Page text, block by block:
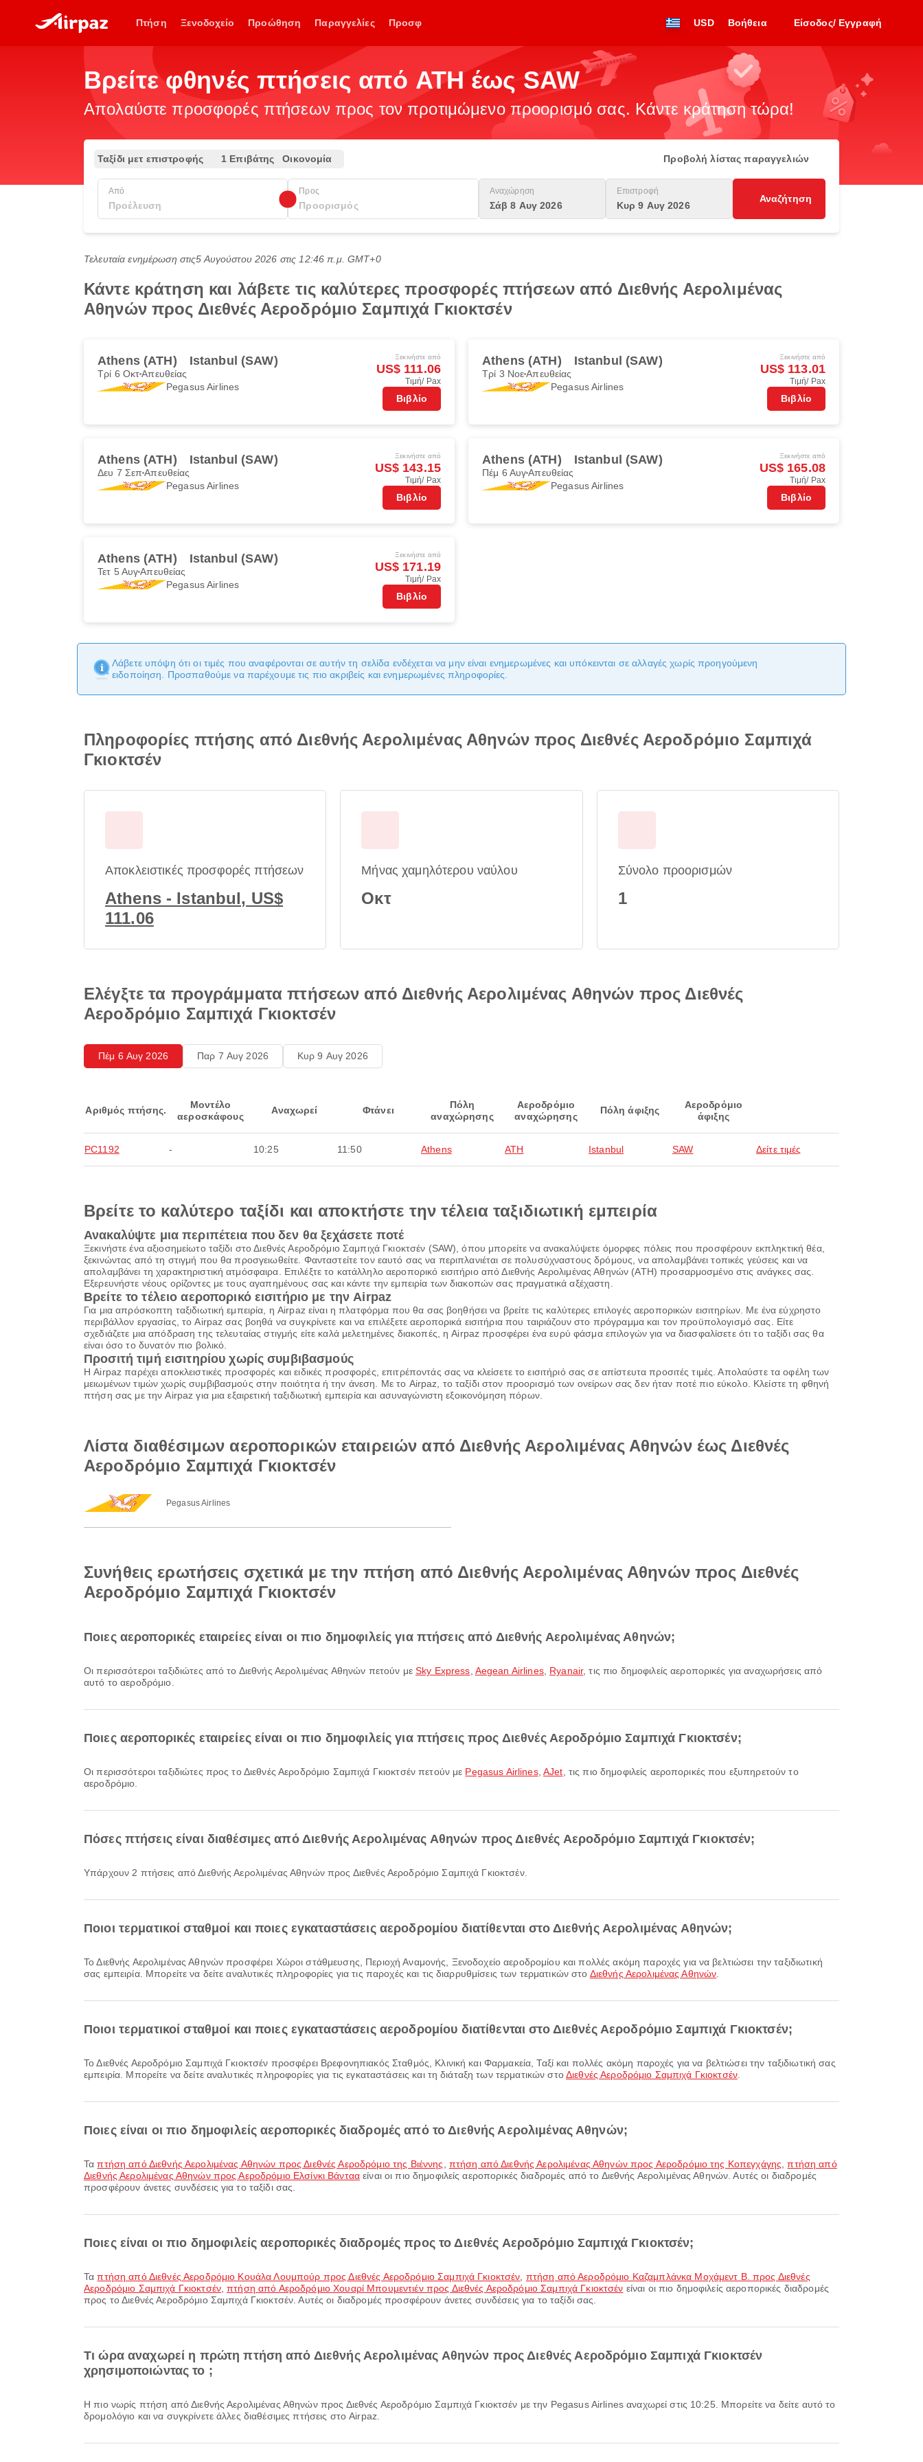
Πτήση Ξενοδοχείο Προώθηση Παραγγελίες Προσφ USD Βοήθεια Είσοδος/ Εγγραφή
Βρείτε φθηνές πτήσεις από ATH έως SAW
Απολαύστε προσφορές πτήσεων προς τον προτιμώμενο προορισμό σας. Κάντε κράτηση τώρα!
Ταξίδι μετ επιστροφής 1 Επιβάτης Οικονομία Προβολή λίστας παραγγελιών
Από Προς Αναχώρηση
Σάβ 8 Αυγ 2026
Επιστροφή
Κυρ 9 Αυγ 2026
Αναζήτηση
Τελευταία ενημέρωση στις5 Αυγούστου 2026 στις 12:46 π.μ. GMT+0
Κάντε κράτηση και λάβετε τις καλύτερες προσφορές πτήσεων από Διεθνής Αερολιμένας
Αθηνών προς Διεθνές Αεροδρόμιο Σαμπιχά Γκιοκτσέν
Athens (ATH) Istanbul (SAW)
Τρί 6 ΟκτΑπευθείας
Pegasus Airlines
Ξεκινήστε από
US$ 111.06
Τιμή/ Pax
Βιβλίο
Athens (ATH) Istanbul (SAW)
Τρί 3 ΝοεΑπευθείας
Pegasus Airlines
Ξεκινήστε από
US$ 113.01
Τιμή/ Pax
Βιβλίο
Athens (ATH) Istanbul (SAW)
Δευ 7 ΣεπΑπευθείας
Pegasus Airlines
Ξεκινήστε από
US$ 143.15
Τιμή/ Pax
Βιβλίο
Athens (ATH) Istanbul (SAW)
Πέμ 6 ΑυγΑπευθείας
Pegasus Airlines
Ξεκινήστε από
US$ 165.08
Τιμή/ Pax
Βιβλίο
Athens (ATH) Istanbul (SAW)
Τετ 5 ΑυγΑπευθείας
Pegasus Airlines
Ξεκινήστε από
US$ 171.19
Τιμή/ Pax
Βιβλίο
Λάβετε υπόψη ότι οι τιμές που αναφέρονται σε αυτήν τη σελίδα ενδέχεται να μην είναι ενημερωμένες και υπόκεινται σε αλλαγές χωρίς προηγούμενη
ειδοποίηση. Προσπαθούμε να παρέχουμε τις πιο ακριβείς και ενημερωμένες πληροφορίες.
Πληροφορίες πτήσης από Διεθνής Αερολιμένας Αθηνών προς Διεθνές Αεροδρόμιο Σαμπιχά
Γκιοκτσέν
Αποκλειστικές προσφορές πτήσεων
Athens - Istanbul, US$
111.06
Μήνας χαμηλότερου ναύλου
Οκτ
Σύνολο προορισμών
1
Ελέγξτε τα προγράμματα πτήσεων από Διεθνής Αερολιμένας Αθηνών προς Διεθνές
Αεροδρόμιο Σαμπιχά Γκιοκτσέν
Πέμ 6 Αυγ 2026 Παρ 7 Αυγ 2026 Κυρ 9 Αυγ 2026
Αριθμός πτήσης.
Μοντέλο
αεροσκάφους
Αναχωρεί Φτάνει
Πόλη
αναχώρησης
Αεροδρόμιο
αναχώρησης
Πόλη άφιξης
Αεροδρόμιο
άφιξης
PC1192 - 10:25 11:50 Athens ATH Istanbul SAW Δείτε τιμές
Βρείτε το καλύτερο ταξίδι και αποκτήστε την τέλεια ταξιδιωτική εμπειρία
Ανακαλύψτε μια περιπέτεια που δεν θα ξεχάσετε ποτέ
Ξεκινήστε ένα αξιοσημείωτο ταξίδι στο Διεθνές Αεροδρόμιο Σαμπιχά Γκιοκτσέν (SAW), όπου μπορείτε να ανακαλύψετε όμορφες πόλεις που προσφέρουν εκπληκτική θέα,
ξεκινώντας από τη στιγμή που θα προσγειωθείτε. Φανταστείτε τον εαυτό σας να περιπλανιέται σε πολυσύχναστους δρόμους, να απολαμβάνει τοπικές γεύσεις και να
απολαμβάνει τη χαρακτηριστική ατμόσφαιρα. Επιλέξτε το κατάλληλο αεροπορικό εισιτήριο από Διεθνής Αερολιμένας Αθηνών (ATH) προσαρμοσμένο στις ανάγκες σας.
Εξερευνήστε νέους ορίζοντες με τους αγαπημένους σας και κάντε την εμπειρία των διακοπών σας πραγματικά αξέχαστη.
Βρείτε το τέλειο αεροπορικό εισιτήριο με την Airpaz
Για μια απρόσκοπτη ταξιδιωτική εμπειρία, η Airpaz είναι η πλατφόρμα που θα σας βοηθήσει να βρείτε τις καλύτερες επιλογές αεροπορικών εισιτηρίων. Με ένα εύχρηστο
περιβάλλον εργασίας, το Airpaz σας βοηθά να συγκρίνετε και να επιλέξετε αεροπορικά εισιτήρια που ταιριάζουν στο πρόγραμμα και τον προϋπολογισμό σας. Είτε
σχεδιάζετε μια απόδραση της τελευταίας στιγμής είτε καλά μελετημένες διακοπές, η Airpaz προσφέρει ένα ευρύ φάσμα επιλογών για να διασφαλίσετε ότι το ταξίδι σας θα
είναι όσο το δυνατόν πιο βολικό.
Προσιτή τιμή εισιτηρίου χωρίς συμβιβασμούς
Η Airpaz παρέχει αποκλειστικές προσφορές και ειδικές προσφορές, επιτρέποντάς σας να κλείσετε το εισιτήριό σας σε απίστευτα προσιτές τιμές. Απολαύστε τα οφέλη των
μειωμένων τιμών χωρίς συμβιβασμούς στην ποιότητα ή την άνεση. Με το Airpaz, το ταξίδι στον προορισμό των ονείρων σας δεν ήταν ποτέ πιο εύκολο. Κλείστε τη φθηνή
πτήση σας με την Airpaz για μια εξαιρετική ταξιδιωτική εμπειρία και ασυναγώνιστη εξοικονόμηση πόρων.
Λίστα διαθέσιμων αεροπορικών εταιρειών από Διεθνής Αερολιμένας Αθηνών έως Διεθνές
Αεροδρόμιο Σαμπιχά Γκιοκτσέν
Pegasus Airlines
Συνήθεις ερωτήσεις σχετικά με την πτήση από Διεθνής Αερολιμένας Αθηνών προς Διεθνές
Αεροδρόμιο Σαμπιχά Γκιοκτσέν
Ποιες αεροπορικές εταιρείες είναι οι πιο δημοφιλείς για πτήσεις από Διεθνής Αερολιμένας Αθηνών;
Οι περισσότεροι ταξιδιώτες από το Διεθνής Αερολιμένας Αθηνών πετούν με Sky Express Aegean Airlines, Ryanair, τις πιο δημοφιλείς αεροπορικές για αναχωρήσεις από
αυτό το αεροδρόμιο.
Ποιες αεροπορικές εταιρείες είναι οι πιο δημοφιλείς για πτήσεις προς Διεθνές Αεροδρόμιο Σαμπιχά Γκιοκτσέν;
Οι περισσότεροι ταξιδιώτες προς το Διεθνές Αεροδρόμιο Σαμπιχά Γκιοκτσέν πετούν με Pegasus Airlines,AJet , τις πιο δημοφιλείς αεροπορικές που εξυπηρετούν το
αεροδρόμιο.
Πόσες πτήσεις είναι διαθέσιμες από Διεθνής Αερολιμένας Αθηνών προς Διεθνές Αεροδρόμιο Σαμπιχά Γκιοκτσέν;
Υπάρχουν 2 πτήσεις από Διεθνής Αερολιμένας Αθηνών προς Διεθνές Αεροδρόμιο Σαμπιχά Γκιοκτσέν.
Ποιοι τερματικοί σταθμοί και ποιες εγκαταστάσεις αεροδρομίου διατίθενται στο Διεθνής Αερολιμένας Αθηνών;
Το Διεθνής Αερολιμένας Αθηνών προσφέρει Χώροι στάθμευσης, Περιοχή Αναμονής, Ξενοδοχείο αεροδρομίου και πολλές ακόμη παροχές για να βελτιώσει την ταξιδιωτική
σας εμπειρία. Μπορείτε να δείτε αναλυτικές πληροφορίες για τις παροχές και τις διαρρυθμίσεις των τερματικών στο Διεθνής Αερολιμένας Αθηνών
Ποιοι τερματικοί σταθμοί και ποιες εγκαταστάσεις αεροδρομίου διατίθενται στο Διεθνές Αεροδρόμιο Σαμπιχά Γκιοκτσέν;
Το Διεθνές Αεροδρόμιο Σαμπιχά Γκιοκτσέν προσφέρει Βρεφονηπιακός Σταθμός, Κλινική και Φαρμακεία, Ταξί και πολλές ακόμη παροχές για να βελτιώσει την ταξιδιωτική σας
εμπειρία. Μπορείτε να δείτε αναλυτικές πληροφορίες για τις εγκαταστάσεις και τη διάταξη των τερματικών στοΔιεθνές Αεροδρόμιο Σαμπιχά Γκιοκτσέν
Ποιες είναι οι πιο δημοφιλείς αεροπορικές διαδρομές από το Διεθνής Αερολιμένας Αθηνών;
Ταπτήση από Διεθνής Αερολιμένας Αθηνών προς Διεθνές Αεροδρόμιο της Βιέννης πτήση από Διεθνής Αερολιμένας Αθηνών προς Αεροδρόμιο της Κοπεγχάγης ,πτήση από
Διεθνής Αερολιμένας Αθηνών προς Αεροδρόμιο Ελσίνκι Βάντααείναι οι πιο δημοφιλείς αεροπορικές διαδρομές από το Διεθνής Αερολιμένας Αθηνών. Αυτές οι διαδρομές
προσφέρουν άνετες συνδέσεις για το ταξίδι σας.
Ποιες είναι οι πιο δημοφιλείς αεροπορικές διαδρομές προς το Διεθνές Αεροδρόμιο Σαμπιχά Γκιοκτσέν;
Ταπτήση από Διεθνές Αεροδρόμιο Κουάλα Λουμπούρ προς Διεθνές Αεροδρόμιο Σαμπιχά Γκιοκτσέν πτήση από Αεροδρόμιο Καζαμπλάνκα Μοχάμεντ Β. προς Διεθνές
Αεροδρόμιο Σαμπιχά Γκιοκτσέν,πτήση από Αεροδρόμιο Χουαρί Μπουμεντιέν προς Διεθνές Αεροδρόμιο Σαμπιχά Γκιοκτσέν είναι οι πιο δημοφιλείς αεροπορικές διαδρομές
προς το Διεθνές Αεροδρόμιο Σαμπιχά Γκιοκτσέν. Αυτές οι διαδρομές προσφέρουν άνετες συνδέσεις για το ταξίδι σας.
Τι ώρα αναχωρεί η πρώτη πτήση από Διεθνής Αερολιμένας Αθηνών προς Διεθνές Αεροδρόμιο Σαμπιχά Γκιοκτσέν
χρησιμοποιώντας το ;
Η πιο νωρίς πτήση από Διεθνής Αερολιμένας Αθηνών προς Διεθνές Αεροδρόμιο Σαμπιχά Γκιοκτσέν με την Pegasus Airlines αναχωρεί στις 10:25. Μπορείτε να δείτε αυτό το
δρομολόγιο και να συγκρίνετε άλλες διαθέσιμες πτήσεις στο Airpaz.